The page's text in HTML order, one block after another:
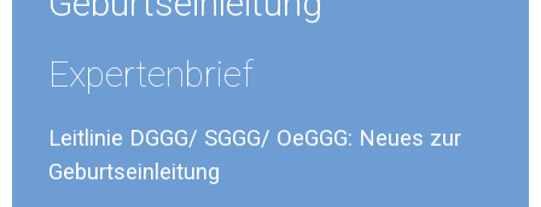
Expertenbrief
Leitlinie DGGG/ SGGG/ OeGGG: Neues zur
Geburtseinleitung